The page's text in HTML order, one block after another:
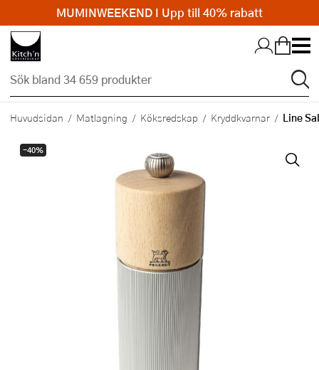
Hopp till huvudinnehållet
Huvudsidan Matlagning Köksredskap Kryddkvarnar Line
-40%
MUMINWEEKEND I Upp till 40% rabatt